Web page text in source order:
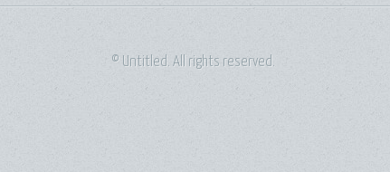
© Untitled. All rights reserved.